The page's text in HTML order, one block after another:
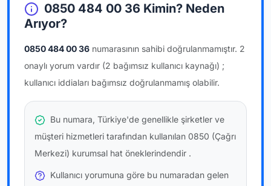
0850 484 00 36 Kimin? Neden
Arıyor?
0850 484 00 36 numarasının sahibi doğrulanmamıştır. 2
onaylı yorum vardır (2 bağımsız kullanıcı kaynağı) ;
kullanıcı iddiaları bağımsız doğrulanmamış olabilir.
Bu numara, Türkiye'de genellikle şirketler ve
müşteri hizmetleri tarafından kullanılan 0850 (Çağrı
Merkezi) kurumsal hat öneklerindendir .
Kullanıcı yorumuna göre bu numaradan gelen